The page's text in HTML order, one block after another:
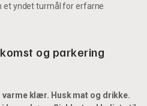
et yndet turmål for erfarne
og parkering
varme klær. Husk mat og drikke.